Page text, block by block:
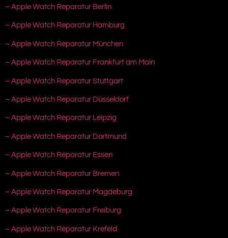
– Apple Watch Reparatur Berlin
– Apple Watch Reparatur Hamburg
– Apple Watch Reparatur München
– Apple Watch Reparatur Frankfurt am Main
– Apple Watch Reparatur Stuttgart
– Apple Watch Reparatur Düsseldorf
– Apple Watch Reparatur Leipzig
– Apple Watch Reparatur Dortmund
– Apple Watch Reparatur Essen
– Apple Watch Reparatur Bremen
– Apple Watch Reparatur Magdeburg
– Apple Watch Reparatur Freiburg
– Apple Watch Reparatur Krefeld